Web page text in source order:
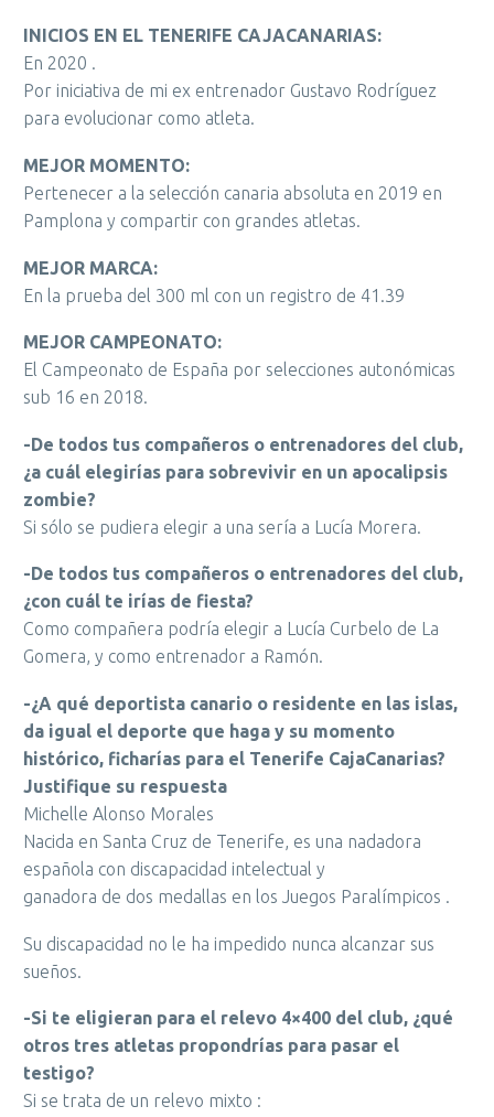
INICIOS EN EL TENERIFE CAJACANARIAS:
En 2020 .
Por iniciativa de mi ex entrenador Gustavo Rodríguez
para evolucionar como atleta.
MEJOR MOMENTO:
Pertenecer a la selección canaria absoluta en 2019 en
Pamplona y compartir con grandes atletas.
MEJOR MARCA:
En la prueba del 300 ml con un registro de 41.39
MEJOR CAMPEONATO:
El Campeonato de España por selecciones autonómicas
sub 16 en 2018.
-De todos tus compañeros o entrenadores del club,
¿a cuál elegirías para sobrevivir en un apocalipsis
zombie?
Si sólo se pudiera elegir a una sería a Lucía Morera.
-De todos tus compañeros o entrenadores del club,
¿con cuál te irías de fiesta?
Como compañera podría elegir a Lucía Curbelo de La
Gomera, y como entrenador a Ramón.
-¿A qué deportista canario o residente en las islas,
da igual el deporte que haga y su momento
histórico, ficharías para el Tenerife CajaCanarias?
Justifique su respuesta
Michelle Alonso Morales
Nacida en Santa Cruz de Tenerife, es una nadadora
española con discapacidad intelectual y
ganadora de dos medallas en los Juegos Paralímpicos .
Su discapacidad no le ha impedido nunca alcanzar sus
sueños.
-Si te eligieran para el relevo 4×400 del club, ¿qué
otros tres atletas propondrías para pasar el
testigo?
Si se trata de un relevo mixto :